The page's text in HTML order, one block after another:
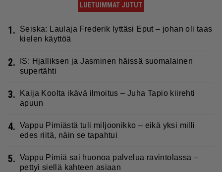
LUETUIMMAT JUTUT
1.
Seiska: Laulaja Frederik lyttäsi Eput – johan oli taas
kielen käyttöä
2.
IS: Hjalliksen ja Jasminen häissä suomalainen
supertähti
3.
Kaija Koolta ikävä ilmoitus – Juha Tapio kiirehti
apuun
4. Vappu Pimiästä tuli miljoonikko – eikä yksi milli
edes riitä, näin se tapahtui
5. Vappu Pimiä sai huonoa palvelua ravintolassa –
pettyi siellä kahteen asiaan